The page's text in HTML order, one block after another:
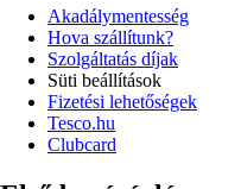
Akadálymentesség
Hova szállítunk?
Szolgáltatás díjak
Süti beállítások
Fizetési lehetőségek
Tesco.hu
Clubcard